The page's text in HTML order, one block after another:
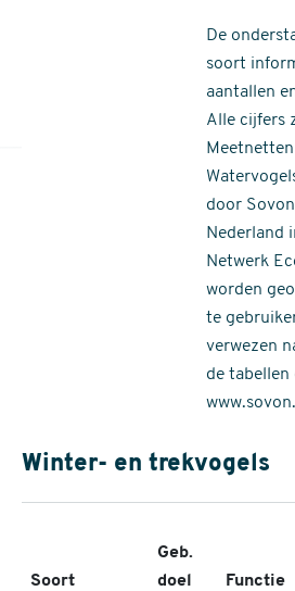
De
soort
aantallen
Alle cijfers
door
Nederland
Netwerk
worden
te
verwezen
de tabellen
Winter- en trekvogels
Soort
Geb.
doel
Functie